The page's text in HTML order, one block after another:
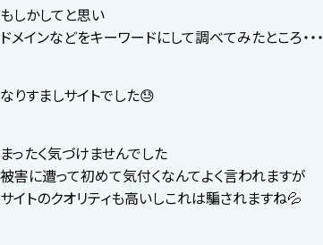
もしかしてと思い
ドメインなどをキーワードにして調べてみたところ・・・
なりすましサイトでした😓
まったく気づけませんでした
被害に遭って初めて気付くなんてよく言われますが
サイトのクオリティも高いしこれは騙されますね💦